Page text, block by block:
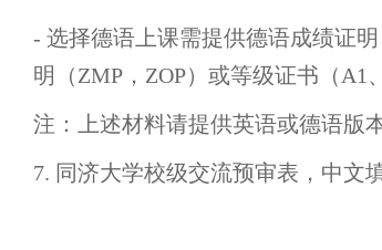
- 选择德语上课需提供德语成绩证
明（ZMP，ZOP）或等级证书（A1
注：上述材料请提供英语或德语版本
7. 同济大学校级交流预审表，中文